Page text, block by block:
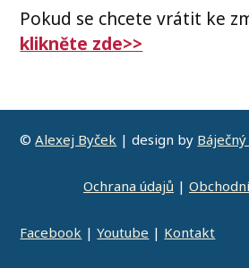
Pokud se chcete vrátit ke
klikněte zde>>
©Alexej Byček | design by
Ochrana údajů |
Facebook |Youtube | Kontakt